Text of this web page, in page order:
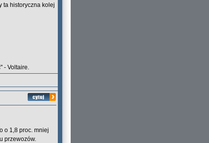
ta historyczna kolej
- Voltaire.
o 1,8 proc. mniej
przewozów.